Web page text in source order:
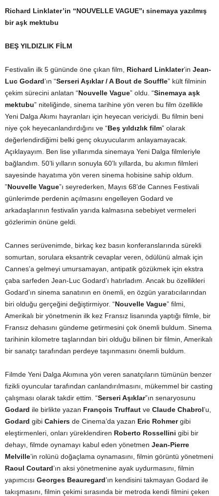
Richard Linklater’in “NOUVELLE VAGUE”ı sinemaya yazılmış
bir aşk mektubu
BEŞ YILDIZLIK FİLM
Festivalin ilk 5 gününde öne çıkan film, Richard Linklater’in Jean-
Luc Godard’ın “Serseri Aşıklar / A Bout de Souffle” kült filminin
çekim sürecini anlatan “Nouvelle Vague” oldu. “Sinemaya aşk
mektubu” niteliğinde, sinema tarihine yön veren bu film özellikle
Yeni Dalga Akımı hayranları için heyecan vericiydi. Bu filmin beni
niye çok heyecanlandırdığını ve “Beş yıldızlık film” olarak
değerlendirdiğimi belki genç okuyucularım anlayamayacak.
Açıklayayım. Ben lise yıllarımda sinemaya Yeni Dalga filmleriyle
bağlandım. 50’li yılların sonuyla 60’lı yıllarda, bu akımın filmleri
sayesinde hayatıma yön veren sinema hobisine sahip oldum.
”Nouvelle Vague”ı seyrederken, Mayıs 68’de Cannes Festivali
günlerimde perdenin açılmasını engelleyen Godard ve
arkadaşlarının festivalin yarıda kalmasına sebebiyet vermeleri
gözlerimin önüne geldi.
Cannes serüvenimde, birkaç kez basın konferanslarında sürekli
somurtan, sorulara eksantrik cevaplar veren, ödülünü almak için
Cannes’a gelmeyi umursamayan, antipatik gözükmek için ekstra
çaba sarfeden Jean-Luc Godard’ı hatırladım. Ancak bu özellikleri
Godard’ın sinema sanatının en önemli, en özgün yaratıcılarından
biri olduğu gerçeğini değiştirmiyor. “Nouvelle Vague” filmi,
Amerikalı bir yönetmenin ilk kez Fransız lisanında yaptığı filmle, bir
Fransız dehasını gündeme getirmesini çok önemli buldum. Sinema
tarihinin kilometre taşlarından biri olduğu bilinen bir filmin, Amerikalı
bir sanatçı tarafından perdeye taşınmasını önemli buldum.
Filmde Yeni Dalga Akımına yön veren sanatçıların tümünün benzer
fizikli oyuncular tarafından canlandırılmasını, mükemmel bir casting
çalışması olarak takdir ettim. “Serseri Aşıklar”ın senaryosunu
Godard ile birlikte yazan François Truffaut ve Claude Chabrol’u,
Godard gibi Cahiers de Cinema’da yazan Eric Rohmergibi
eleştirmenleri, onları yüreklendiren Roberto Rossellini gibi bir
dehayı, filmde oynamayı kabul eden yönetmen Jean-Pierre
Melville’in rolünü doğaçlama oynamasını, filmin görüntü yönetmeni
Raoul Coutard’ın aksi yönetmenine ayak uydurmasını, filmin
yapımcısı Georges Beauregard’ın kendisini takmayan Godard ile
takışmasını, filmin çekimi sırasında bir metroda kendi filmini çeken